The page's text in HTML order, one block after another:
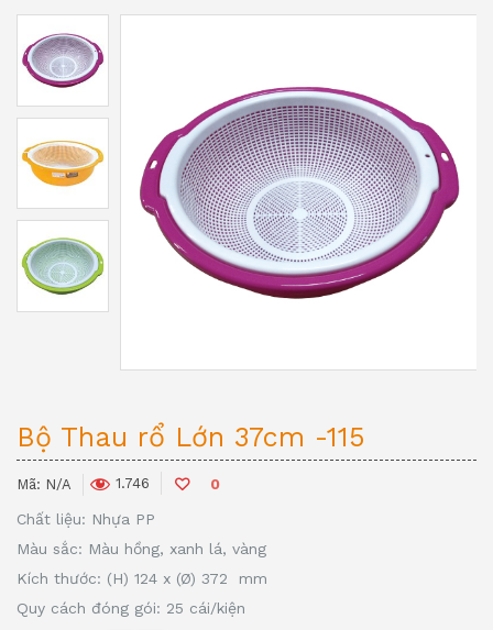
Bộ Thau rổ Lớn 37cm -115
Mã: N/A 1.746 0
Chất liệu: Nhựa PP
Màu sắc: Màu hồng, xanh lá, vàng
Kích thước: (H) 124 x (Ø) 372 mm
Quy cách đóng gói: 25 cái/kiện